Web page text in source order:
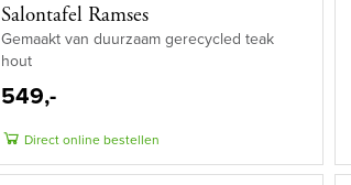
Salontafel Ramses
Gemaakt van duurzaam gerecycled teak
hout
549,-
Direct online bestellen